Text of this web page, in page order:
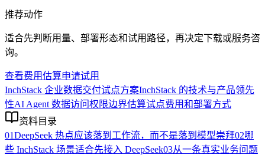
推荐动作
适合先判断用量、部署形态和试用路径，再决定下载或服务咨
询。
查看费用估算申请试用
InchStack 企业数据交付试点方案InchStack 的技术与产品领先
性AI Agent 数据访问权限边界估算试点费用和部署方式
资料目录
01DeepSeek 热点应该落到工作流，而不是落到模型崇拜02哪
些 InchStack 场景适合先接入 DeepSeek03从一条真实业务问题